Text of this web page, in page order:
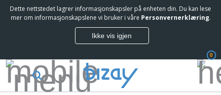
Dette nettstedet lagrer informasjonskapsler på enheten din. Du kan lese
mer om informasjonskapslene vi bruker i våre Personvernerklæring.
Ikke vis igjen
0